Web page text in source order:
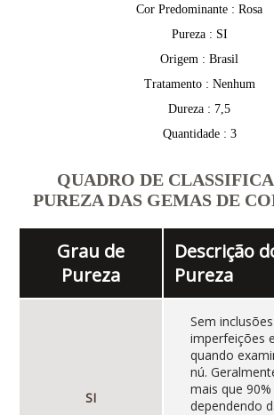
Cor Predominante : Rosa
Pureza : SI
Origem : Brasil
Tratamento : Nenhum
Dureza : 7,5
Quantidade : 3
QUADRO DE
PUREZA DAS GEMAS DE
Grau de
Pureza
Descrição
Pureza
SI
Sem
imperfeições
quando
nú.
mais que
dependendo